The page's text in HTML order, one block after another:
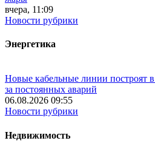
вчера, 11:09
Новости рубрики
Энергетика
Новые кабельные линии построят
за постоянных аварий
06.08.2026 09:55
Новости рубрики
Недвижимость